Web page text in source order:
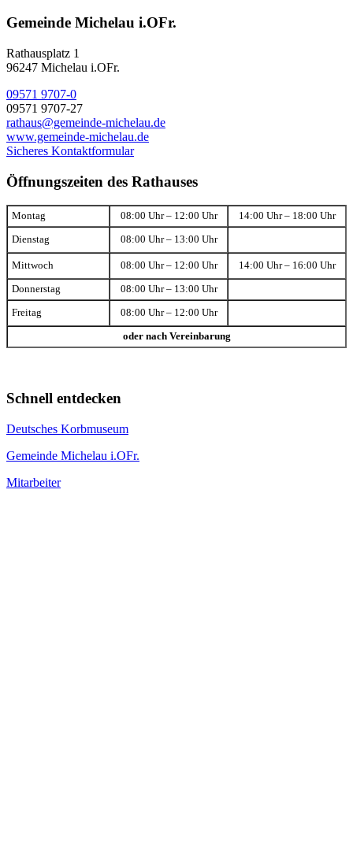
Gemeinde Michelau i.OFr.
Rathausplatz 1
96247 Michelau i.OFr.
09571 9707-0
09571 9707-27
rathaus@gemeinde-michelau.de
www.gemeinde-michelau.de
Sicheres Kontaktformular
Öffnungszeiten des Rathauses
Montag 08:00 Uhr – 12:00 Uhr 14:00 Uhr – 18:00 Uhr
Dienstag 08:00 Uhr – 13:00 Uhr
Mittwoch 08:00 Uhr – 12:00 Uhr 14:00 Uhr – 16:00 Uhr
Donnerstag 08:00 Uhr – 13:00 Uhr
Freitag 08:00 Uhr – 12:00 Uhr
oder nach Vereinbarung
Schnell entdecken
Deutsches Korbmuseum
Gemeinde Michelau i.OFr.
Mitarbeiter